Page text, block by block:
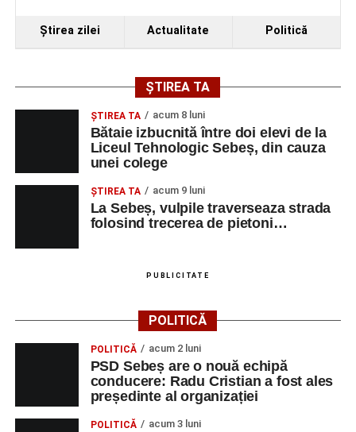
Spectacol de vals și tango „Armonii în
pași de dans”
Napoca).
AcompaniazăCluj Tango Orchestra:
Irina Indrei – pian
Robert Indrei – bandoneon
Milena Vădan – vioară
Emanuel Elcean – contrabas
Adrian Lup – violoncel
Vlad Dordea.
Piața Primăriei
Orele 17.00–20.00– Punct oficial de înscrieri și informații
Ştirea zilei Actualitate Politică
ȘTIREA TA
ŞTIREA TA acum 8 luni
Bătaie izbucnită între doi elevi de la
Liceul Tehnologic Sebeș, din cauza
unei colege
ŞTIREA TA acum 9 luni
La Sebeș, vulpile traverseaza strada
folosind trecerea de pietoni…
PUBLICITATE
POLITICĂ
POLITICĂ acum 2 luni
PSD Sebeș are o nouă echipă
conducere: Radu Cristian a fost ales
președinte al organizației
POLITICĂ acum 3 luni